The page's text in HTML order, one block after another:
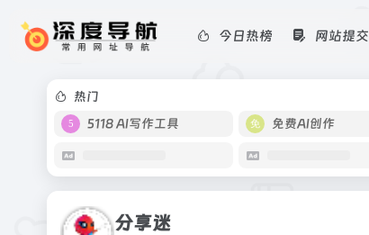
今日热榜 网站提交
热门
5118 AI写作工具
免费AI创作
分享迷